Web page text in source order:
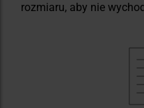
rozmiaru, aby nie